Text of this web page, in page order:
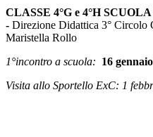
CLASSE 4°G e 4°H
- Direzione Didattica 3° Circolo
Maristella Rollo
1°incontro a scuola: 16
Visita allo Sportello ExC: 1